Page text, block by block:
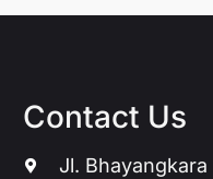
Contact Us
Jl. Bhayangkara